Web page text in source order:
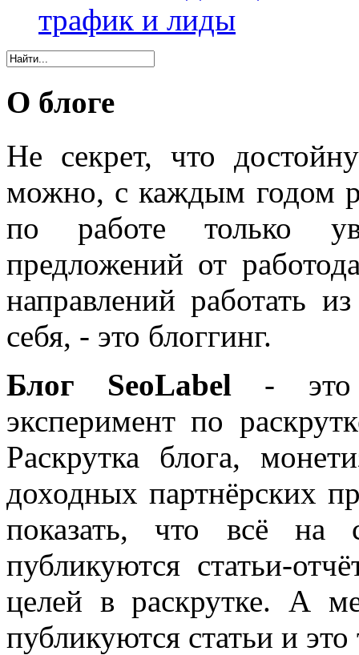
трафик и лиды
О блоге
Не секрет, что
можно, с каждым годом
по работе только
предложений от
направлений работать
себя, - это блоггинг.
Блог SeoLabel - это
эксперимент по
Раскрутка блога,
доходных партнёрских
показать, что всё на
публикуются статьи-
целей в раскрутке. А
публикуются статьи и